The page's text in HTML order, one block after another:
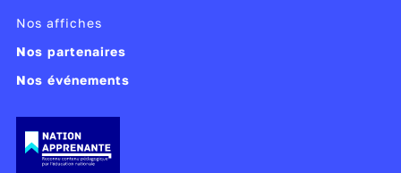
Nos affiches
Nos partenaires
Nos événements